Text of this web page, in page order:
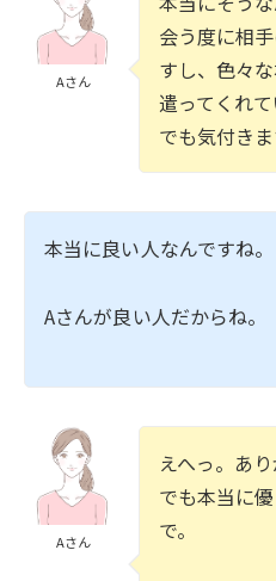
Aさん
会う度に相
すし、色々
遣ってくれ
でも気付きま
本当に良い人なんですね。
Aさんが良い人だからね。
Aさん
えへっ。あ
でも本当に
で。